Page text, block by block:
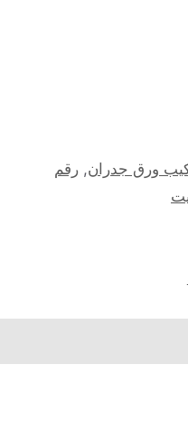
ورق جدران,رقم